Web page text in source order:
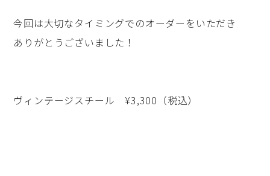
今回は大切なタイミングでのオーダーをいただき
ありがとうございました！
ヴィンテージスチール ¥3,300（税込）